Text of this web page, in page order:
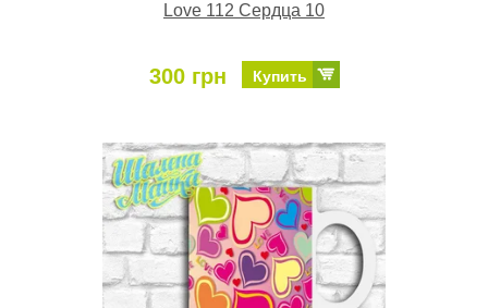
Love 112 Сердца 10
300 грн Купить